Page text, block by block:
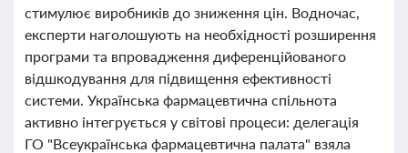
стимулює виробників до зниження цін. Водночас,
експерти наголошують на необхідності розширення
програми та впровадження диференційованого
відшкодування для підвищення ефективності
системи. Українська фармацевтична спільнота
активно інтегрується у світові процеси: делегація
ГО "Всеукраїнська фармацевтична палата" взяла